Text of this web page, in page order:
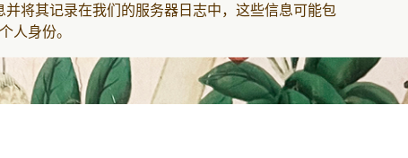
将其记录在我们的服务器日志中，这些信息可能包
人身份。